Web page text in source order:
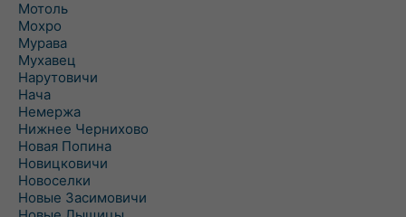
Мотоль
Мохро
Мурава
Мухавец
Нарутовичи
Нача
Немержа
Нижнее Чернихово
Новая Попина
Новицковичи
Новоселки
Новые Засимовичи